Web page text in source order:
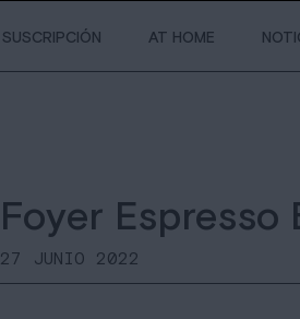
SUSCRIPCIÓN AT HOME
Foyer Espresso
27 JUNIO 2022